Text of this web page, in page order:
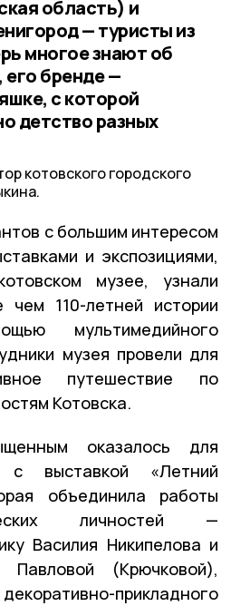
область) и
— туристы из
многое знают об
его бренде —
с которой
детство разных
котовского городского
с большим интересом
и экспозициями,
музее, узнали
чем 110-летней истории
мультимедийного
музея провели для
путешествие по
Котовска.
оказалось для
с выставкой «Летний
объединила работы
личностей —
Василия Никипелова и
Павловой (Крючковой),
прикладного